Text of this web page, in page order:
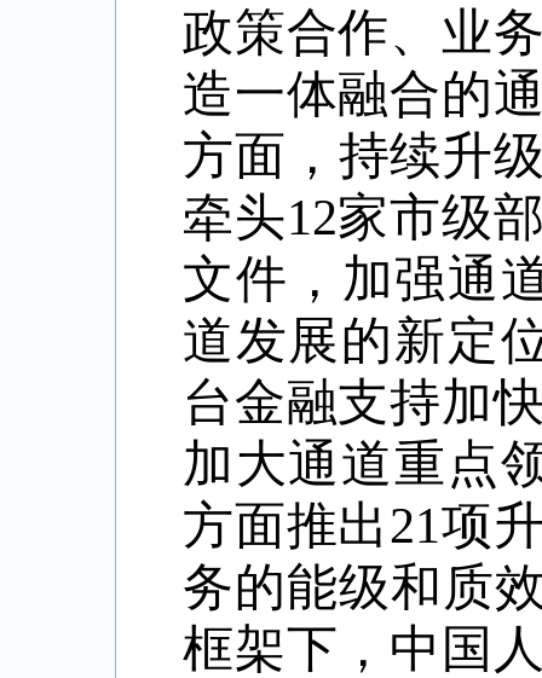
政策合作、业
造一体融合的
方面，持续升
牵头12家市级
文件，加强通
道发展的新定
台金融支持加
加大通道重点
方面推出21项
务的能级和质
框架下， 中国